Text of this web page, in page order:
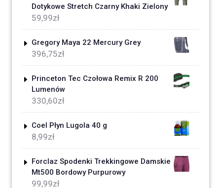
Dotykowe Stretch Czarny Khaki Zielony
59,99zł
Gregory Maya 22 Mercury Grey
396,75zł
Princeton Tec Czołowa Remix R 200
Lumenów
330,60zł
Coel Płyn Lugola 40 g
8,99zł
Forclaz Spodenki Trekkingowe Damskie
Mt500 Bordowy Purpurowy
99,99zł